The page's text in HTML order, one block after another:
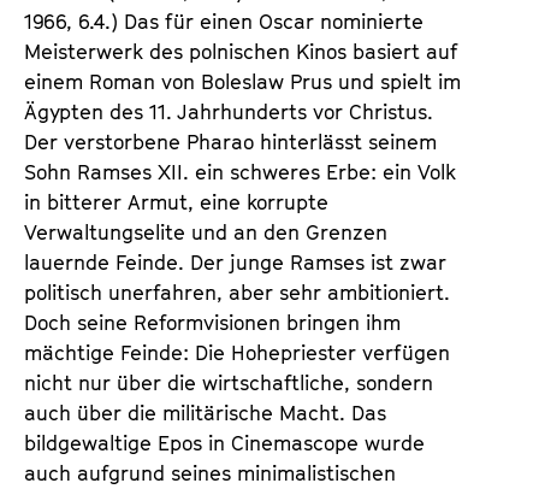
1966, 6.4.) Das für einen Oscar nominierte
Meisterwerk des polnischen Kinos basiert auf
einem Roman von Boleslaw Prus und spielt im
Ägypten des 11. Jahrhunderts vor Christus.
Der verstorbene Pharao hinterlässt seinem
Sohn Ramses XII. ein schweres Erbe: ein Volk
in bitterer Armut, eine korrupte
Verwaltungselite und an den Grenzen
lauernde Feinde. Der junge Ramses ist zwar
politisch unerfahren, aber sehr ambitioniert.
Doch seine Reformvisionen bringen ihm
mächtige Feinde: Die Hohepriester verfügen
nicht nur über die wirtschaftliche, sondern
auch über die militärische Macht. Das
bildgewaltige Epos in Cinemascope wurde
auch aufgrund seines minimalistischen